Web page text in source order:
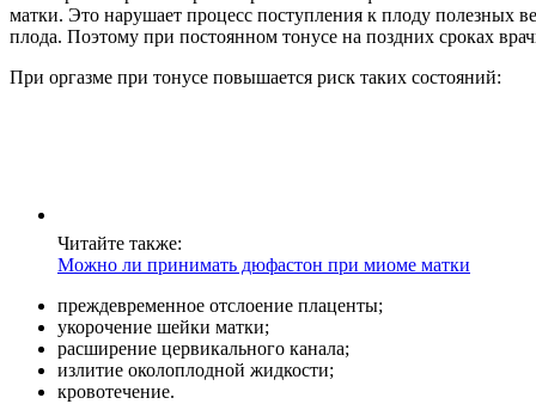
матки. Это нарушает процесс поступления к плоду полезных
плода. Поэтому при постоянном тонусе на поздних сроках
При оргазме при тонусе повышается риск таких состояний:
Читайте также:
Можно ли принимать дюфастон при миоме матки
преждевременное отслоение плаценты;
укорочение шейки матки;
расширение цервикального канала;
излитие околоплодной жидкости;
кровотечение.